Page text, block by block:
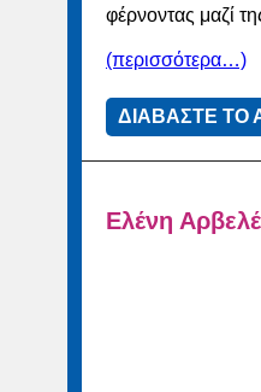
φέρνοντας μαζί
(περισσότερα…)
ΔΙΑΒΑΣΤΕ ΤΟ
Ελένη